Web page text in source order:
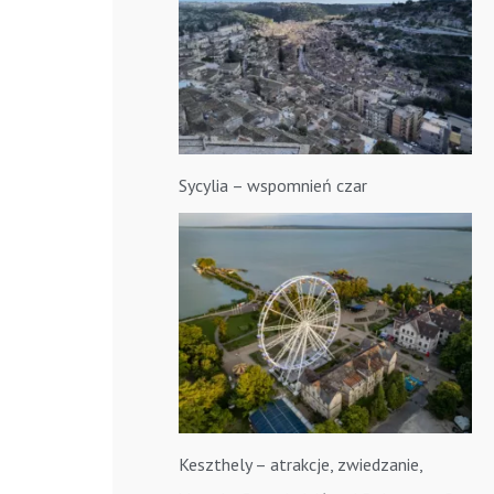
Sycylia – wspomnień czar
Keszthely – atrakcje, zwiedzanie,